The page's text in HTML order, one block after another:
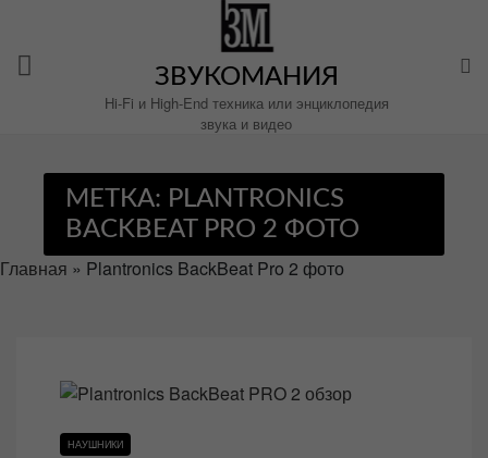
содержимому
ЗВУКОМАНИЯ
Hi-Fi и High-End техника или энциклопедия
звука и видео
МЕТКА: PLANTRONICS
BACKBEAT PRO 2 ФОТО
Главная » Plantronics BackBeat Pro 2 фото
НАУШНИКИ